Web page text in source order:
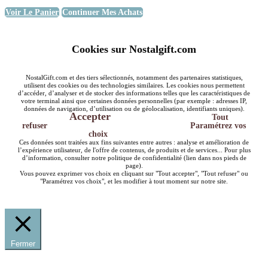
Voir Le Panier Continuer Mes Achats
Cookies sur Nostalgift.com
NostalGift.com et des tiers sélectionnés, notamment des partenaires statistiques,
utilisent des cookies ou des technologies similaires. Les cookies nous permettent
d’accéder, d’analyser et de stocker des informations telles que les caractéristiques de
votre terminal ainsi que certaines données personnelles (par exemple : adresses IP,
données de navigation, d’utilisation ou de géolocalisation, identifiants uniques).
Accepter
Tout
refuser
Paramétrez vos
choix
Ces données sont traitées aux fins suivantes entre autres : analyse et amélioration de
l’expérience utilisateur, de l'offre de contenus, de produits et de services... Pour plus
d’information, consulter notre politique de confidentialité (lien dans nos pieds de
page).
Vous pouvez exprimer vos choix en cliquant sur "Tout accepter", "Tout refuser" ou
"Paramétrez vos choix", et les modifier à tout moment sur notre site.
Fermer